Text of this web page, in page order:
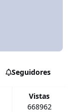
vistas
668962
Seguidores